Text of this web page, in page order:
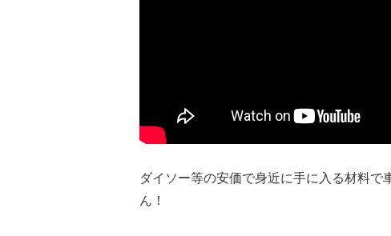
ダイソー等の安価で身近に手に入る材料で
ん！